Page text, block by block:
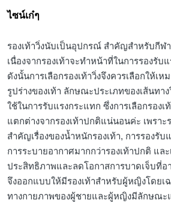
ไซน์เก๋ๆ
รองเท้าวิ่งนับเป็นอุปกรณ์ สำคัญสำหรับกีฬา
เนื่องจากรองเท้าจะทำหน้าที่ในการรองรับ
ดังนั้นการเลือกรองเท้าวิ่งจึงควรเลือกให้เ
รูปร่างของเท้า ลักษณะประเภทของเส้นทา
ใช้ในการรับแรงกระแทก ซึ่งการเลือกรอง
แตกต่างจากรองเท้าปกติแน่นอนค่ะ เพราะ
สำคัญเรื่องของน้ำหนักรองเท้า, การรองรั
การระบายอากาศมากกว่ารองเท้าปกติ และ
ประสิทธิภาพและลดโอกาสการบาดเจ็บที่อ
จึงออกแบบให้มีรองเท้าสำหรับผู้หญิงโดยเ
ทางกายภาพของผู้ชายและผู้หญิงมีลักษณะ